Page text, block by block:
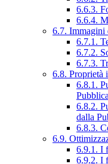
6.6.3.
6.6.4.
6.7. Immagini
6.7.1.
6.7.2.
6.7.3.
6.8. Proprietà
6.8.1.
6.8.2.
dalla
6.8.3.
6.9.
6.9.1. I
6.9.2. I